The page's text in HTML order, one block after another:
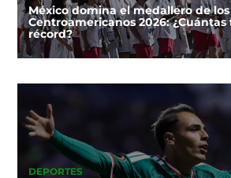
México domina el medallero de
Centroamericanos 2026:
récord?
DEPORTES